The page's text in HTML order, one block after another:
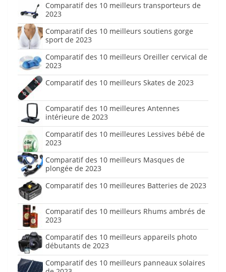
Comparatif des 10 meilleurs transporteurs de
2023
Comparatif des 10 meilleurs soutiens gorge
sport de 2023
Comparatif des 10 meilleurs Oreiller cervical de
2023
Comparatif des 10 meilleurs Skates de 2023
Comparatif des 10 meilleures Antennes
intérieure de 2023
Comparatif des 10 meilleures Lessives bébé de
2023
Comparatif des 10 meilleurs Masques de
plongée de 2023
Comparatif des 10 meilleures Batteries de 2023
Comparatif des 10 meilleurs Rhums ambrés de
2023
Comparatif des 10 meilleurs appareils photo
débutants de 2023
Comparatif des 10 meilleurs panneaux solaires